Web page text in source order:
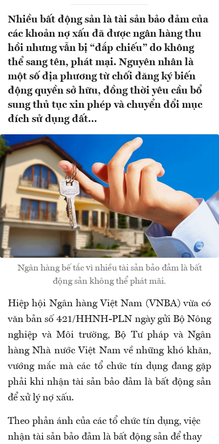
Nhiều bất động sản là tài sản bảo đảm của
các khoản nợ xấu đã được ngân hàng thu
hồi nhưng vẫn bị “đắp chiếu” do không
thể sang tên, phát mại. Nguyên nhân là
một số địa phương từ chối đăng ký biến
động quyền sở hữu, đồng thời yêu cầu bổ
sung thủ tục xin phép và chuyển đổi mục
đích sử dụng đất…
Ngân hàng bế tắc vì nhiều tài sản bảo đảm là bất
động sản không thể phát mãi.
Hiệp hội Ngân hàng Việt Nam (VNBA) vừa có
văn bản số 421/HHNH-PLN ngày gửi Bộ Nông
nghiệp và Môi trường, Bộ Tư pháp và Ngân
hàng Nhà nước Việt Nam về những khó khăn,
vướng mắc mà các tổ chức tín dụng đang gặp
phải khi nhận tài sản bảo đảm là bất động sản
để xử lý nợ xấu.
Theo phản ánh của các tổ chức tín dụng, việc
nhận tài sản bảo đảm là bất động sản để thay